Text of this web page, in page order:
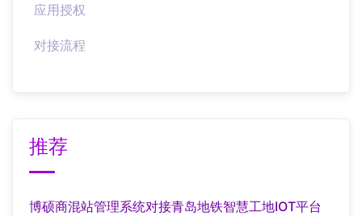
应用授权
对接流程
推荐
博硕商混站管理系统对接青岛地铁智慧工地IOT平台